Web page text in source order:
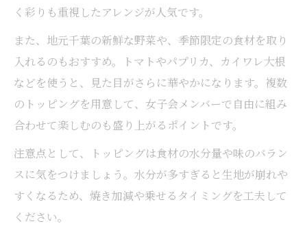
く彩りも重視したアレンジが人気です。
また、地元千葉の新鮮な野菜や、季節限定の食材を取り
入れるのもおすすめ。トマトやパプリカ、カイワレ大根
などを使うと、見た目がさらに華やかになります。複数
のトッピングを用意して、女子会メンバーで自由に組み
合わせて楽しむのも盛り上がるポイントです。
注意点として、トッピングは食材の水分量や味のバラン
スに気をつけましょう。水分が多すぎると生地が崩れや
すくなるため、焼き加減や乗せるタイミングを工夫して
ください。